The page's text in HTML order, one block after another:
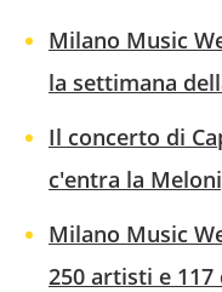
Milano Music
la settimana
Il concerto di
c'entra la
Milano Music
250 artisti e 117